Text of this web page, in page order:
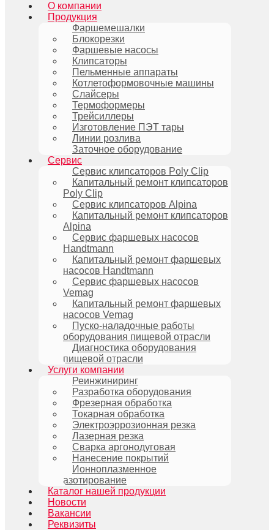
О компании
Продукция
Фаршемешалки
Блокорезки
Фаршевые насосы
Клипсаторы
Пельменные аппараты
Котлетоформовочные машины
Слайсеры
Термоформеры
Трейсиллеры
Изготовление ПЭТ тары
Линии розлива
Заточное оборудование
Сервис
Сервис клипсаторов Poly Clip
Капитальный ремонт клипсаторов
Poly Clip
Сервис клипсаторов Alpina
Капитальный ремонт клипсаторов
Alpina
Сервис фаршевых насосов
Handtmann
Капитальный ремонт фаршевых
насосов Handtmann
Сервис фаршевых насосов
Vemag
Капитальный ремонт фаршевых
насосов Vemag
Пуско-наладочные работы
оборудования пищевой отрасли
Диагностика оборудования
пищевой отрасли
Услуги компании
Реинжиниринг
Разработка оборудования
Фрезерная обработка
Токарная обработка
Электроэррозионная резка
Лазерная резка
Сварка аргонодуговая
Нанесение покрытий
Ионноплазменное
азотирование
Каталог нашей продукции
Новости
Вакансии
Реквизиты